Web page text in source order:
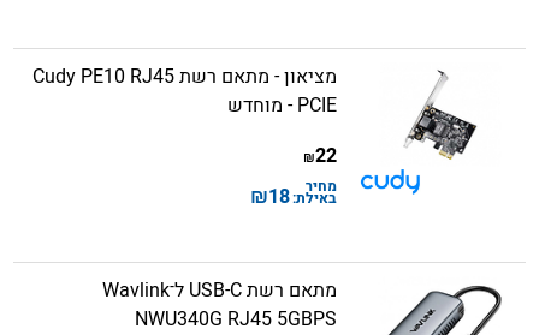
מציאון - מתאם רשת Cudy PE10 RJ45
PCIE - מוחדש
22
₪
מחיר
באילת:18
₪
מתאם רשת USB-C ל־Wavlink
NWU340G RJ45 5GBPS